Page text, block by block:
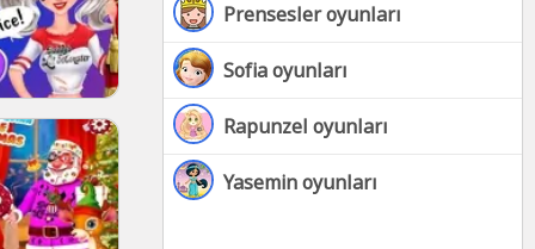
Prensesler oyunları
Sofia oyunları
Rapunzel oyunları
Yasemin oyunları